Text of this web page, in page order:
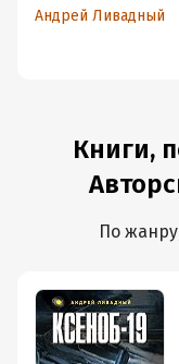
Андрей Ливадный
Книги,
По